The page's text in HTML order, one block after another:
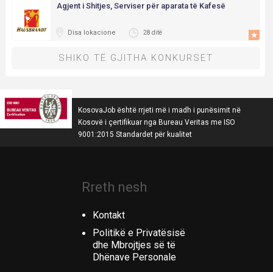
Agjent i Shitjes, Serviser për aparata të Kafesë
Disa lokacione 28 ditë
SHIKO TË GJITHA KONKURSET
KosovaJob është rrjeti më i madh i punësimit në
Kosovë i çertifikuar nga Bureau Veritas me ISO
9001:2015 Standardet për kualitet
Rreth nesh
Kontakt
Politikë e Privatësisë
dhe Mbrojtjes së të
Dhënave Personale